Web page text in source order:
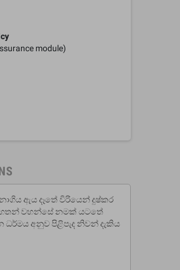
module)
ඇය දෑතේ විරියෙන් දුෂ්කර
වහන්සේ නමක් යටතේ
ධර්මය අනුව පිළිපැද නිවන් දැකිය